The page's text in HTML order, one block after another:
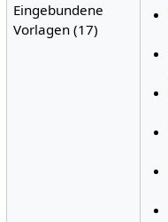
Eingebundene
Vorlagen (17)